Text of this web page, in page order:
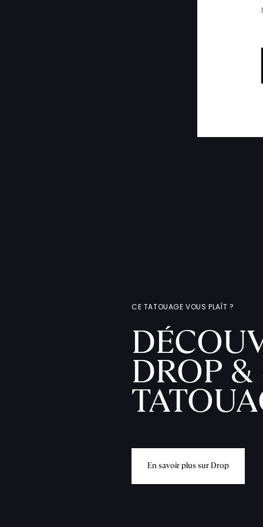
CE TATOUAGE VOUS PLAÎT ?
DROP &
En savoir plus sur Drop